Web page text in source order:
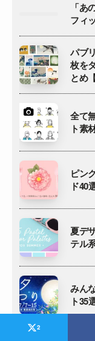
「
フィ
パブ
枚を
とめ
全て
ト素
ピン
ド40
夏デ
テル
みん
ト35
2